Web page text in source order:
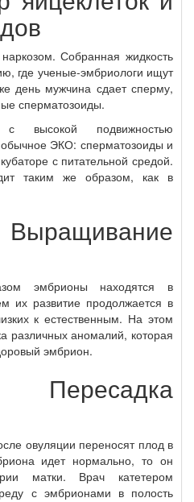
Собранная жидкость
где ученые-эмбриологи ищут
день мужчина сдает сперму,
сперматозоиды.
с высокой подвижностью
обычное ЭКО: сперматозоиды и
с питательной средой.
таким же образом, как в
эмбрионы находятся в
их развитие продолжается в
к естественным. На этом
различных аномалий, которая
эмбрион.
овуляции переносят плод в
идет нормально, то он
матки. Врач катетером
с эмбрионами в полость